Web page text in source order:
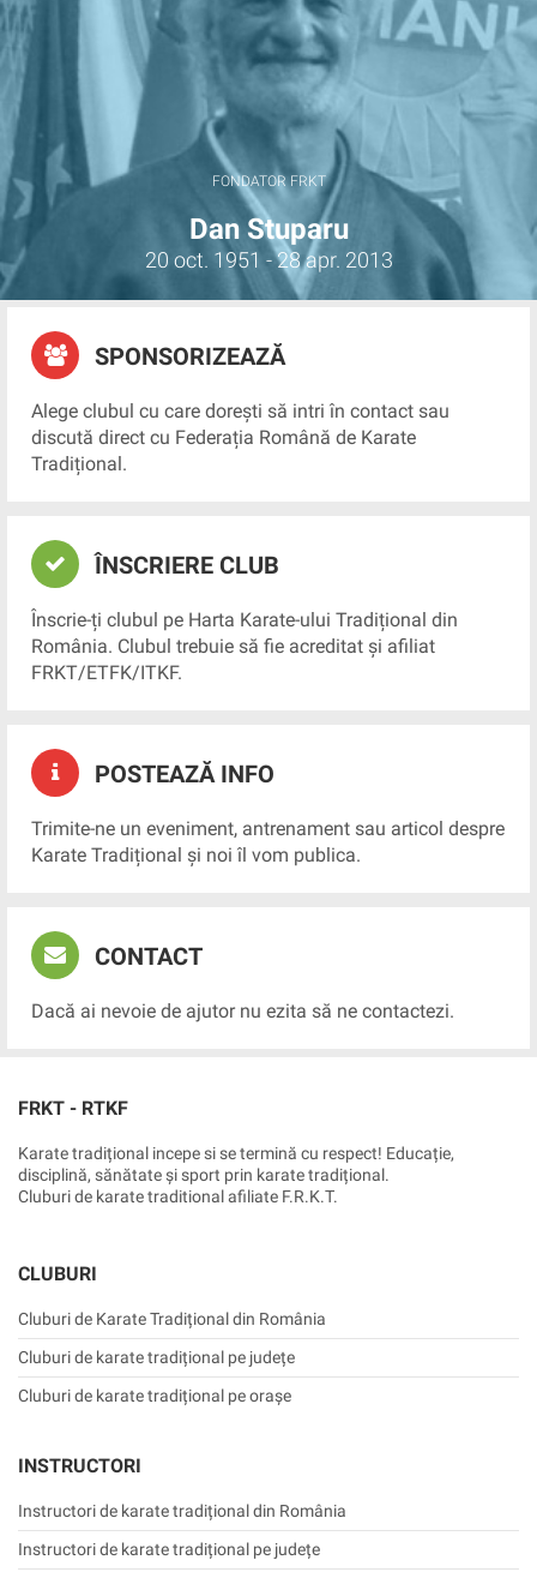
FONDATOR FRKT
Dan Stuparu
20 oct. 1951 - 28 apr. 2013
SPONSORIZEAZĂ
Alege clubul cu care dorești să intri în contact sau
discută direct cu Federația Română de Karate
Tradițional.
ÎNSCRIERE CLUB
Înscrie-ți clubul pe Harta Karate-ului Tradițional din
România. Clubul trebuie să fie acreditat și afiliat
FRKT/ETFK/ITKF.
POSTEAZĂ INFO
Trimite-ne un eveniment, antrenament sau articol despre
Karate Tradițional și noi îl vom publica.
CONTACT
Dacă ai nevoie de ajutor nu ezita să ne contactezi.
FRKT - RTKF
Karate tradițional incepe si se termină cu respect! Educație,
disciplină, sănătate și sport prin karate tradițional.
Cluburi de karate traditional afiliate F.R.K.T.
CLUBURI
Cluburi de Karate Tradițional din România
Cluburi de karate tradițional pe județe
Cluburi de karate tradițional pe orașe
INSTRUCTORI
Instructori de karate tradițional din România
Instructori de karate tradițional pe județe